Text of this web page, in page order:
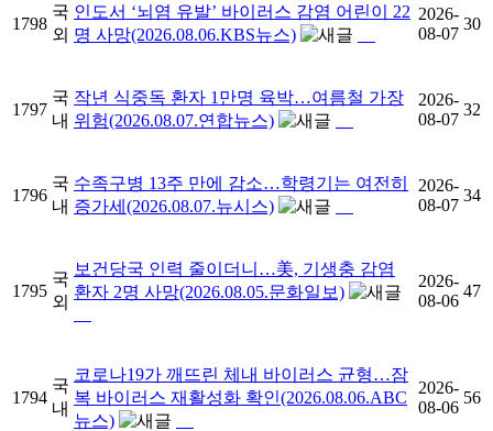
1798
국
외
인도서 ‘뇌염 유발’ 바이러스 감염 어린이 22
명 사망(2026.08.06.KBS뉴스)
2026-
08-07
30
1797
국
내
작년 식중독 환자 1만명 육박…여름철 가장
위험(2026.08.07.연합뉴스)
2026-
08-07
32
1796
국
내
수족구병 13주 만에 감소…학령기는 여전히
증가세(2026.08.07.뉴시스)
2026-
08-07
34
1795
국
외
보건당국 인력 줄이더니…美, 기생충 감염
환자 2명 사망(2026.08.05.문화일보)
2026-
08-06
47
1794
국
내
코로나19가 깨뜨린 체내 바이러스 균형…잠
복 바이러스 재활성화 확인(2026.08.06.ABC
뉴스)
2026-
08-06
56